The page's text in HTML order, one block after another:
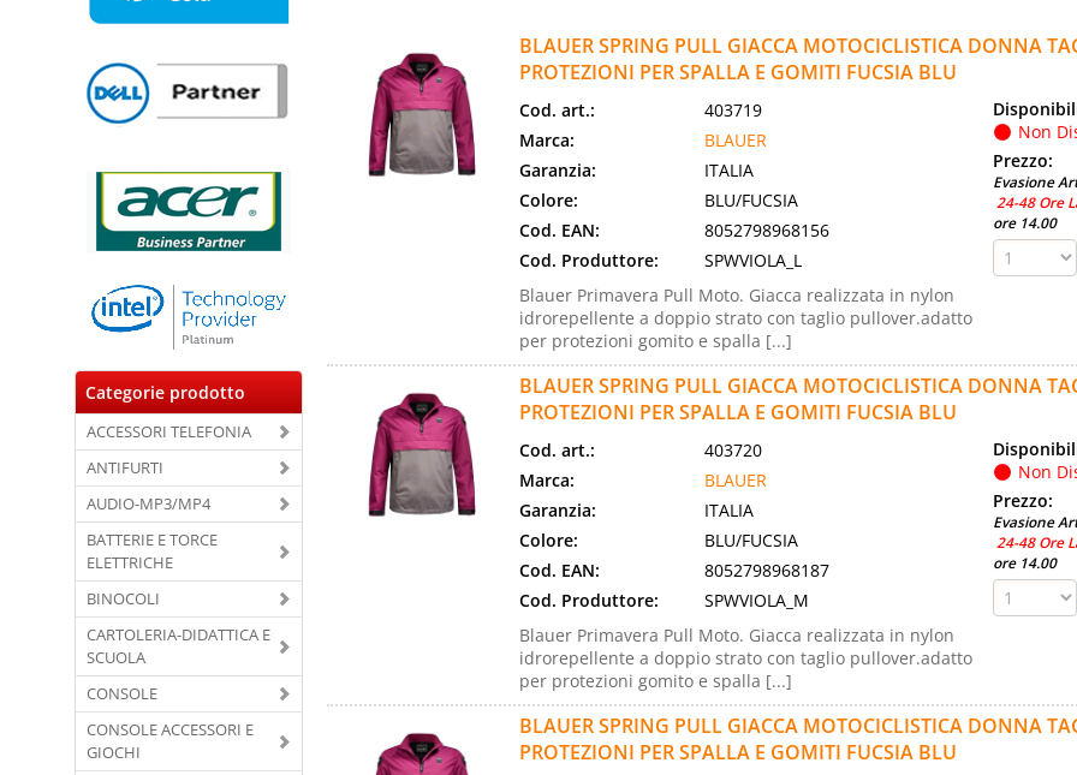
Categorie prodotto
ACCESSORI TELEFONIA
ANTIFURTI
AUDIO-MP3/MP4
BATTERIE E TORCE
ELETTRICHE
BINOCOLI
CARTOLERIA-DIDATTICA E
SCUOLA
CONSOLE
CONSOLE ACCESSORI E
GIOCHI
BLAUER SPRING PULL GIACCA MOTOCICLISTICA DONNA
PROTEZIONI PER SPALLA E GOMITI FUCSIA BLU
Cod. art.:
403719
Marca:
BLAUER
Garanzia:
ITALIA
Colore:
BLU/FUCSIA
Cod. EAN:
8052798968156
Cod. Produttore:
SPWVIOLA_L
Blauer Primavera Pull Moto. Giacca realizzata in nylon
idrorepellente a doppio strato con taglio pullover.adatto
per protezioni gomito e spalla [...]
Non
Prezzo:
Evasione
24-48 Ore
ore 14.00
BLAUER SPRING PULL GIACCA MOTOCICLISTICA DONNA
PROTEZIONI PER SPALLA E GOMITI FUCSIA BLU
Cod. art.:
403720
Marca:
BLAUER
Garanzia:
ITALIA
Colore:
BLU/FUCSIA
Cod. EAN:
8052798968187
Cod. Produttore:
SPWVIOLA_M
Blauer Primavera Pull Moto. Giacca realizzata in nylon
idrorepellente a doppio strato con taglio pullover.adatto
per protezioni gomito e spalla [...]
Non
Prezzo:
Evasione
24-48 Ore
ore 14.00
BLAUER SPRING PULL GIACCA MOTOCICLISTICA DONNA
PROTEZIONI PER SPALLA E GOMITI FUCSIA BLU